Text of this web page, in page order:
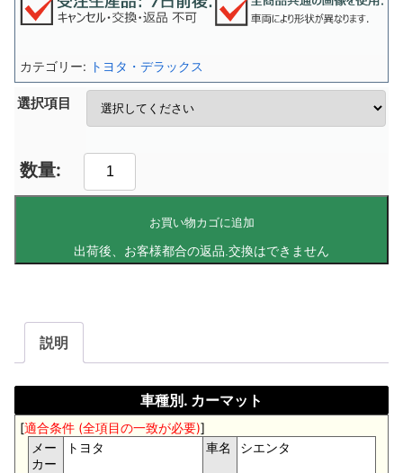
選択項目
お買い物カゴに追加
カテゴリー: トヨタ・デラックス
説明
車種別. カーマット
[適合条件 (全項目の一致が必要)]
メー
カー
トヨタ 車名 シエンタ